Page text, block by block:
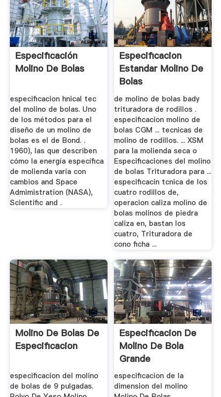
Especificación
Molino De Bolas
especificacion hnical tec
del molino de bolas. Uno
de los métodos para el
diseño de un molino de
bolas es el de Bond. .
1960), las que describen
cómo la energía específica
de molienda varía con
cambios and Space
Admimistration (NASA),
Scientific and .
Especificacion
Estandar Molino De
Bolas
de molino de bolas bady
trituradora de rodillos .
especificacion molino de
bolas CGM ... tecnicas de
molino de rodillos. ... XSM
para la molienda seca o
Especificaciones del molino
de bolas Trituradora para ...
especificacin tcnica de los
cuatro rodillos de,
operacion caliza molino de
bolas molinos de piedra
caliza en, bastan los
cuatro, Trituradora de
cono ficha ...
Molino De Bolas De
Especificacion
especificacion del molino
de bolas de 9 pulgadas.
Especificacion De
Molino De Bola
Grande
especificacion de la
dimension del molino